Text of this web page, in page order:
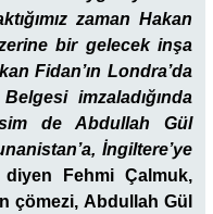
zaman Hakan
bir gelecek inşa
Fidan’ın Londra’da
imzaladığında
de Abdullah Gül
İngiltere’ye
diyen Fehmi Çalmuk,
çömezi, Abdullah Gül